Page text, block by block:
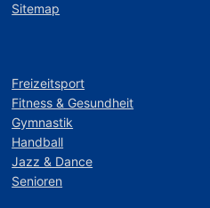
Sitemap
Freizeitsport
Fitness & Gesundheit
Gymnastik
Handball
Jazz & Dance
Senioren